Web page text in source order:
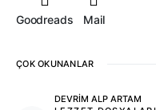
Goodreads Mail
ÇOK OKUNANLAR
DEVRIM ALP ARTAM